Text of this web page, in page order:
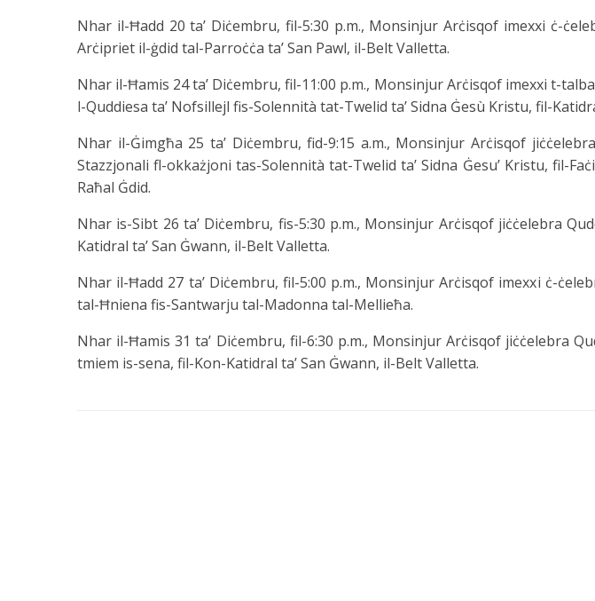
Nhar il-Ħadd 20 ta’ Diċembru, fil-5:30 p.m., Monsinjur Arċisqof imexxi ċ-
Arċipriet il-ġdid tal-Parroċċa ta’ San Pawl, il-Belt Valletta.
Nhar il-Ħamis 24 ta’ Diċembru, fil-11:00 p.m., Monsinjur Arċisqof imexxi t-
l-Quddiesa ta’ Nofsillejl fis-Solennità tat-Twelid ta’ Sidna Ġesù Kristu, fil-
Nhar il-Ġimgħa 25 ta’ Diċembru, fid-9:15 a.m., Monsinjur Arċisqof
Stazzjonali fl-okkażjoni tas-Solennità tat-Twelid ta’ Sidna Ġesu’ Kristu, fil-
Raħal Ġdid.
Nhar is-Sibt 26 ta’ Diċembru, fis-5:30 p.m., Monsinjur Arċisqof jiċċelebra
Katidral ta’ San Ġwann, il-Belt Valletta.
Nhar il-Ħadd 27 ta’ Diċembru, fil-5:00 p.m., Monsinjur Arċisqof imexxi ċ-
tal-Ħniena fis-Santwarju tal-Madonna tal-Mellieħa.
Nhar il-Ħamis 31 ta’ Diċembru, fil-6:30 p.m., Monsinjur Arċisqof jiċċelebra
tmiem is-sena, fil-Kon-Katidral ta’ San Ġwann, il-Belt Valletta.